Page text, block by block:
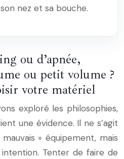
nez et sa bouche.
ou d’apnée,
ou petit volume ?
votre matériel
exploré les philosophies,
une évidence. Il ne s’agit
» équipement, mais
Tenter de faire de